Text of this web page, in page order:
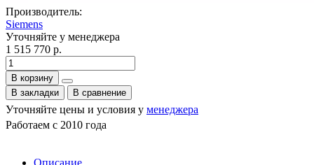
Производитель:
Siemens
Уточняйте у менеджера
1 515 770 р.
В корзину
В закладки
В сравнение
Уточняйте цены и условия у менеджера
Работаем с 2010 года
Описание